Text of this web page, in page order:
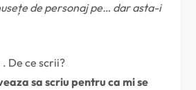
de personaj pe… dar asta-i
De ce scrii?
sa scriu pentru ca mi se